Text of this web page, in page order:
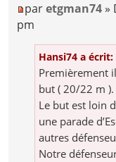
paretgman74 »
pm
Hansi74 a écrit:
Premièrement
but ( 20/22 m ).
Le but est loin
une parade
autres
Notre